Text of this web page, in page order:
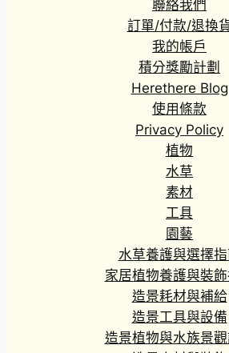
聯絡我們
訂單/付款/退換
我的帳戶
積分獎勵計劃
Herethere Blog
使用條款
Privacy Policy
植物
水草
素材
工具
園藝
水草養護與選擇
家居植物養護與裝
造景耗材與補給
造景工具與設備
造景植物與水族景